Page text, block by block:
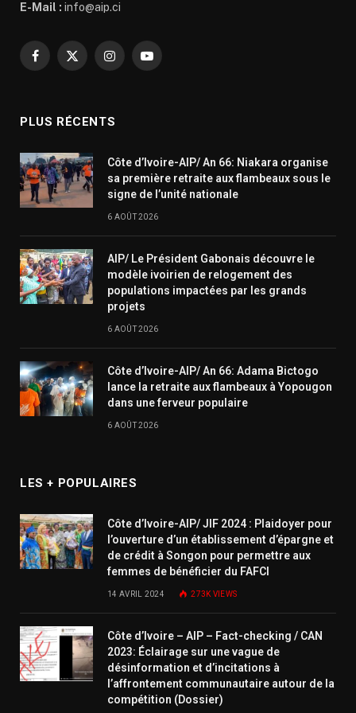
E-Mail : info@aip.ci
Facebook
X
InstagramYouTube
PLUS RÉCENTS
Côte d’Ivoire-AIP/ An 66: Niakara organise
sa première retraite aux flambeaux sous le
signe de l’unité nationale
6 AOÛT 2026
AIP/ Le Président Gabonais découvre le
modèle ivoirien de relogement des
populations impactées par les grands
projets
6 AOÛT 2026
Côte d’Ivoire-AIP/ An 66: Adama Bictogo
lance la retraite aux flambeaux à Yopougon
dans une ferveur populaire
6 AOÛT 2026
LES + POPULAIRES
Côte d’Ivoire-AIP/ JIF 2024 : Plaidoyer pour
l’ouverture d’un établissement d’épargne et
de crédit à Songon pour permettre aux
femmes de bénéficier du FAFCI
14 AVRIL 2024 273K VIEWS
Côte d’Ivoire – AIP – Fact-checking / CAN
2023: Éclairage sur une vague de
désinformation et d’incitations à
l’affrontement communautaire autour de la
compétition (Dossier)